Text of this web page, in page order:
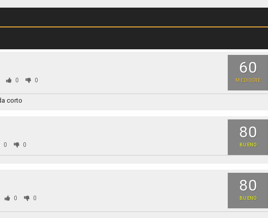
60
MEDIOCRE
0 0
corto
80
BUENO
0 0
80
BUENO
0 0